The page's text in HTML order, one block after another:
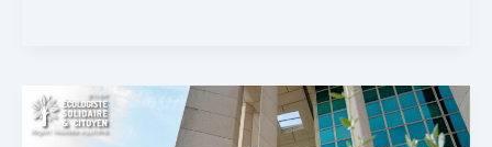
Budget
régional